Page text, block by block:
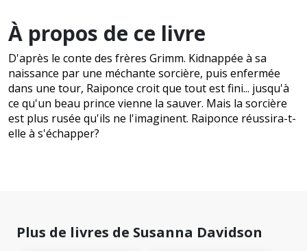
À propos de ce livre
D'après le conte des frères Grimm. Kidnappée à sa
naissance par une méchante sorcière, puis enfermée
dans une tour, Raiponce croit que tout est fini... jusqu'à
ce qu'un beau prince vienne la sauver. Mais la sorcière
est plus rusée qu'ils ne l'imaginent. Raiponce réussira-t-
elle à s'échapper?
Plus de livres de Susanna Davidson